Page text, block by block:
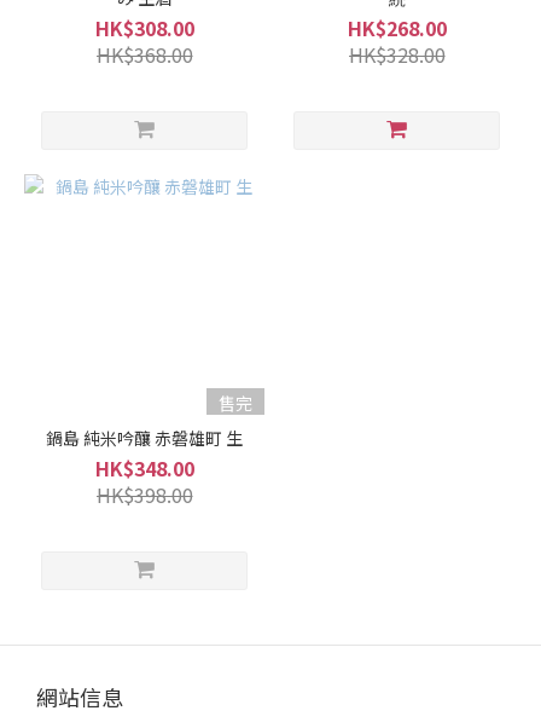
HK$308.00
HK$368.00
HK$268.00
HK$328.00
售完
鍋島 純米吟釀 赤磐雄町 生
HK$348.00
HK$398.00
網站信息